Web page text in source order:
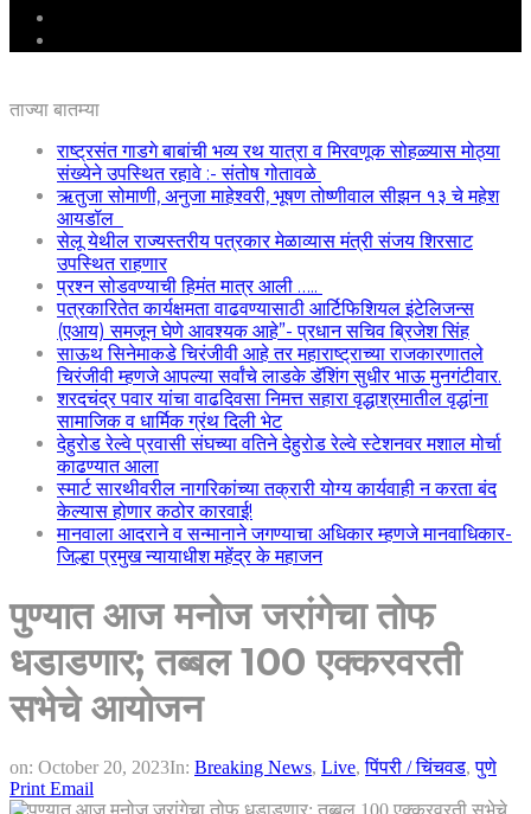
ताज्या बातम्या
राष्ट्रसंत गाडगे बाबांची भव्य रथ यात्रा व मिरवणूक सोहळ्यास मोठ्या
संख्येने उपस्थित रहावे :- संतोष गोतावळे
ऋतुजा सोमाणी, अनुजा माहेश्वरी, भूषण तोष्णीवाल सीझन १३ चे महेश
आयडॉल
सेलू येथील राज्यस्तरीय पत्रकार मेळाव्यास मंत्री संजय शिरसाट
उपस्थित राहणार
प्रश्न सोडवण्याची हिमंत मात्र आली …..
पत्रकारितेत कार्यक्षमता वाढवण्यासाठी आर्टिफिशियल इंटेलिजन्स
(एआय) समजून घेणे आवश्यक आहे”- प्रधान सचिव ब्रिजेश सिंह
साऊथ सिनेमाकडे चिरंजीवी आहे तर महाराष्ट्राच्या राजकारणातले
चिरंजीवी म्हणजे आपल्या सर्वांचे लाडके डॅशिंग सुधीर भाऊ मुनगंटीवार.
शरदचंद्र पवार यांचा वाढदिवसा निमत्त सहारा वृद्धाश्रमातील वृद्धांना
सामाजिक व धार्मिक ग्रंथ दिली भेट
देहुरोड रेल्वे प्रवासी संघच्या वतिने देहुरोड रेल्वे स्टेशनवर मशाल मोर्चा
काढण्यात आला
स्मार्ट सारथीवरील नागरिकांच्या तक्रारी योग्य कार्यवाही न करता बंद
केल्यास होणार कठोर कारवाई!
मानवाला आदराने व सन्मानाने जगण्याचा अधिकार म्हणजे मानवाधिकार-
जिल्हा प्रमुख न्यायाधीश महेंद्र के महाजन
पुण्यात आज मनोज जरांगेचा तोफ
धडाडणार; तब्बल 100 एक्करवरती
सभेचे आयोजन
on: October 20, 2023In: Breaking News, Live,पिंपरी / चिंचवड,पुणे
Print Email